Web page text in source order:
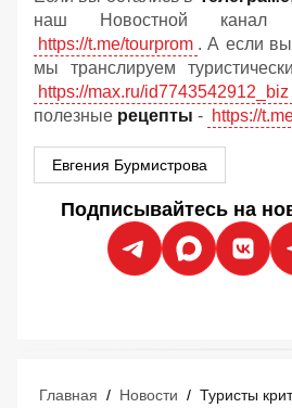
наш Новостной
https://t.me/tourprom . А если
мы транслируем
https://max.ru/id7743542912_biz
полезные рецепты - https://
Евгения Бурмистрова
Подписывайтесь на
Главная / Новости /